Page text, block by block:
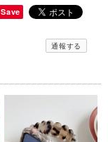
Save
通報する